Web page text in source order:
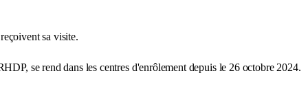
sa visite.
se rend dans les centres d'enrôlement depuis le 26 octobre 2024.